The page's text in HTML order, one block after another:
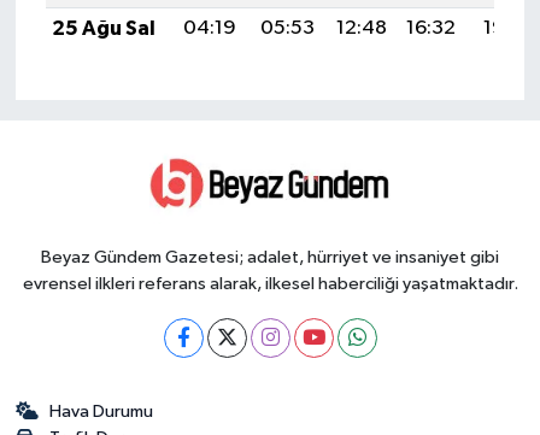
25 Ağu Sal
04:19 05:53 12:48 16:32 19:33
Beyaz Gündem Gazetesi; adalet, hürriyet ve insaniyet gibi
evrensel ilkleri referans alarak, ilkesel haberciliği yaşatmaktadır.
Hava Durumu